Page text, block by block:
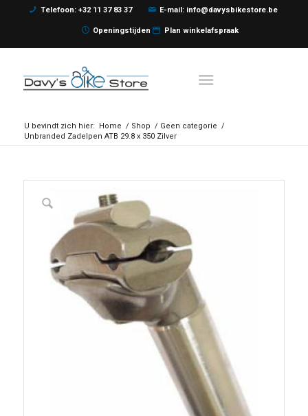
Telefoon: +32 11 37 83 37 E-mail: info@davysbikestore.be
Openingstijden Plan winkelafspraak
U bevindt zich hier: Home / Shop / Geen categorie /
Unbranded Zadelpen ATB 29.8 x 350 Zilver